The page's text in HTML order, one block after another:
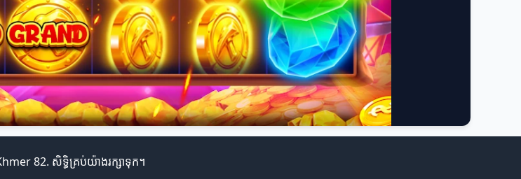
82. សិទ្ធិគ្រប់យ៉ាងរក្សាទុក។